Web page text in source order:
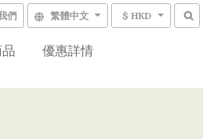
們 繁體中文 $ HKD
優惠詳情